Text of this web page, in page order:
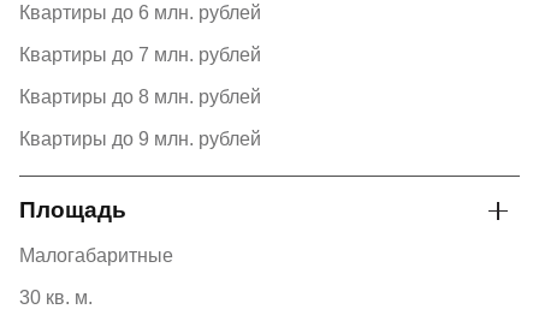
Квартиры до 6 млн. рублей
Квартиры до 7 млн. рублей
Квартиры до 8 млн. рублей
Квартиры до 9 млн. рублей
Площадь
Малогабаритные
30 кв. м.